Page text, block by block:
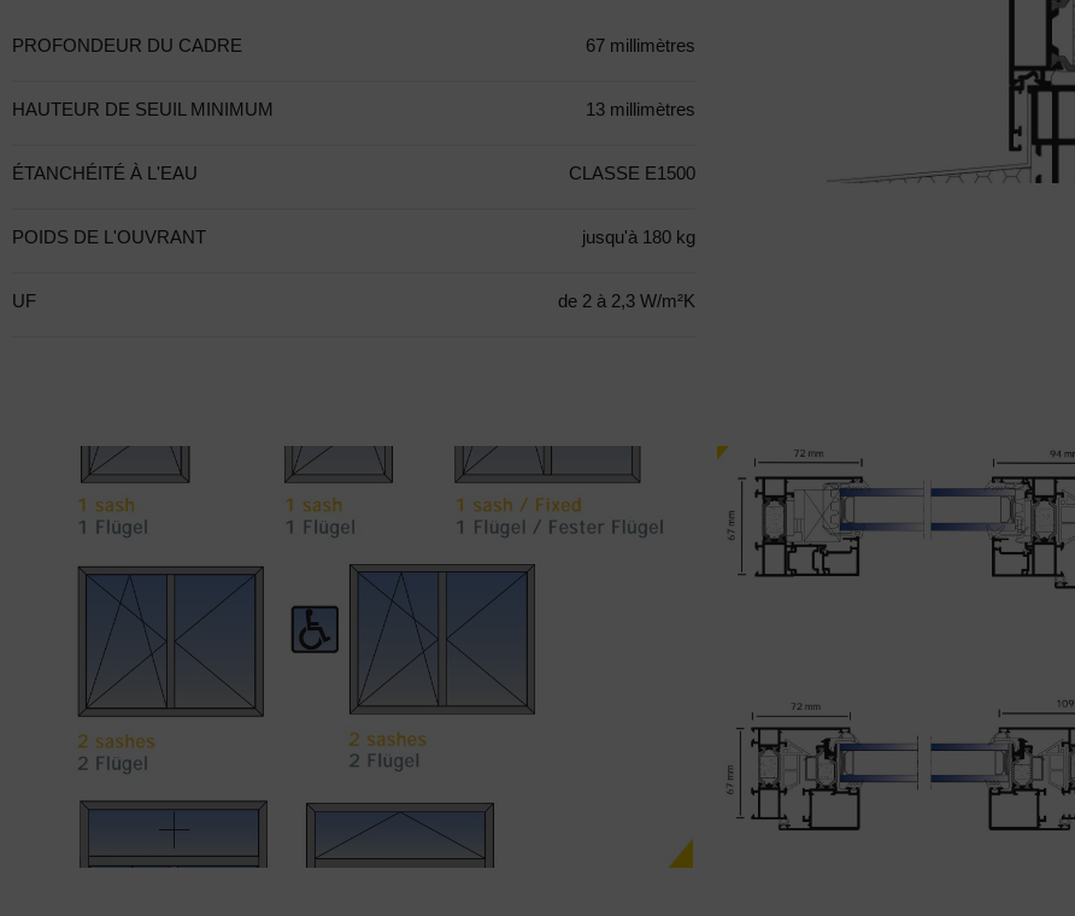
PROFONDEUR DU CADRE 67 millimètres
HAUTEUR DE SEUIL MINIMUM 13 millimètres
ÉTANCHÉITÉ À L'EAU CLASSE E1500
POIDS DE L'OUVRANT jusqu'à 180 kg
UF de 2 à 2,3 W/m²K